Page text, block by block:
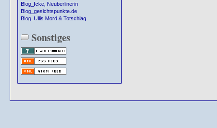
Blog_Icke, Neuberlinerin
Blog_gesichtspunkte.de
Blog_Ullis Mord & Totschlag
Sonstiges